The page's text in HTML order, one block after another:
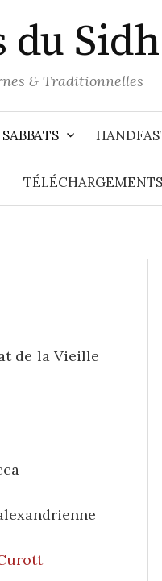
du Sidh
& Traditionnelles
SABBATS
TÉLÉCHARGEMENTS
de la Vieille